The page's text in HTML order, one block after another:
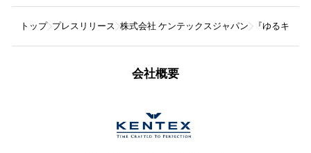
トップ プレスリリース 株式会社 ケンテックスジャパン 『ゆるキャ
会社概要